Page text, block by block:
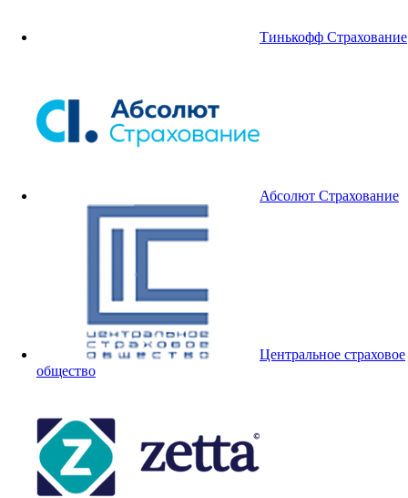
Тинькофф Страхование
Абсолют Страхование
Центральное страховое
общество